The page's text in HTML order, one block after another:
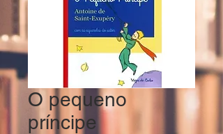
O pequeno
príncipe